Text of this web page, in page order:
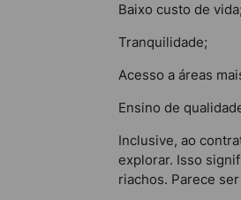
Baixo custo de vida;
Tranquilidade;
Acesso a áreas
Ensino de
Inclusive, ao
explorar. Isso
riachos. Parece